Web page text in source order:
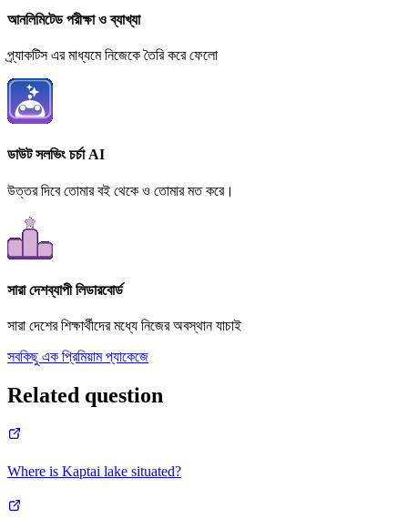
আনলিমিটেড পরীক্ষা ও ব্যাখ্যা
প্র্যাকটিস এর মাধ্যমে নিজেকে তৈরি করে ফেলো
ডাউট সলভিং চর্চা AI
উত্তর দিবে তোমার বই থেকে ও তোমার মত করে।
সারা দেশব্যাপী লিডারবোর্ড
সারা দেশের শিক্ষার্থীদের মধ্যে নিজের অবস্থান যাচাই
সবকিছু এক প্রিমিয়াম প্যাকেজে
Related question
Where is Kaptai lake situated?